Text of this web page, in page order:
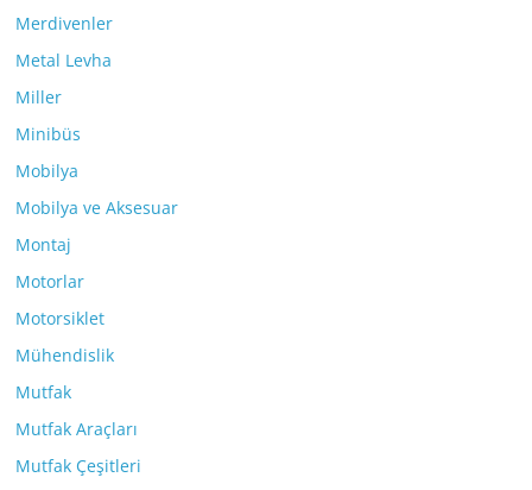
Merdivenler
Metal Levha
Miller
Minibüs
Mobilya
Mobilya ve Aksesuar
Montaj
Motorlar
Motorsiklet
Mühendislik
Mutfak
Mutfak Araçları
Mutfak Çeşitleri